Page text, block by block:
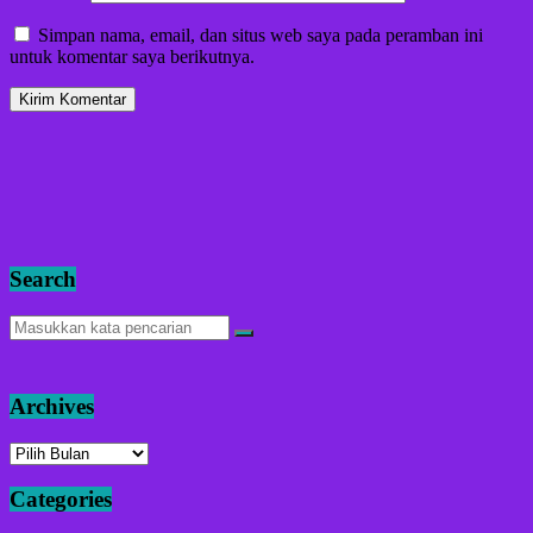
Simpan nama, email, dan situs web saya pada peramban ini
untuk komentar saya berikutnya.
Search
Archives
Archives
Categories